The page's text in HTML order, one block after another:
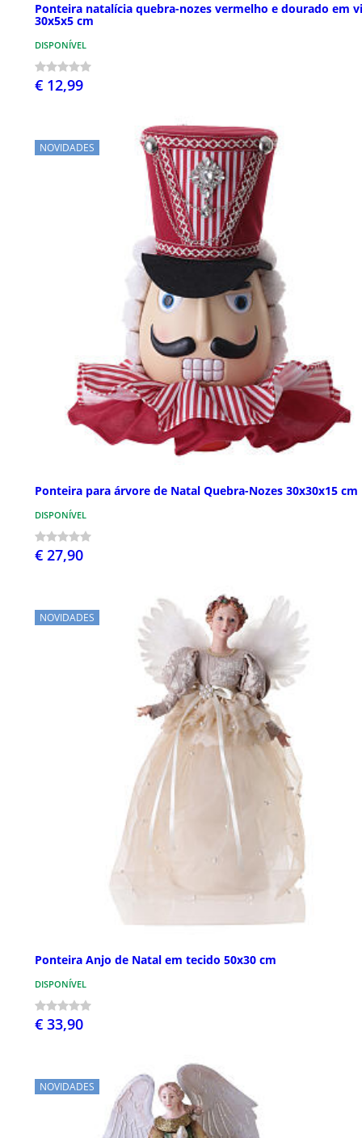
Ponteira natalícia quebra-nozes vermelho e dourado em
30x5x5 cm
DISPONÍVEL
€ 12,99
NOVIDADES
Ponteira para árvore de Natal Quebra-Nozes 30x30x15 cm
DISPONÍVEL
€ 27,90
NOVIDADES
Ponteira Anjo de Natal em tecido 50x30 cm
DISPONÍVEL
€ 33,90
NOVIDADES